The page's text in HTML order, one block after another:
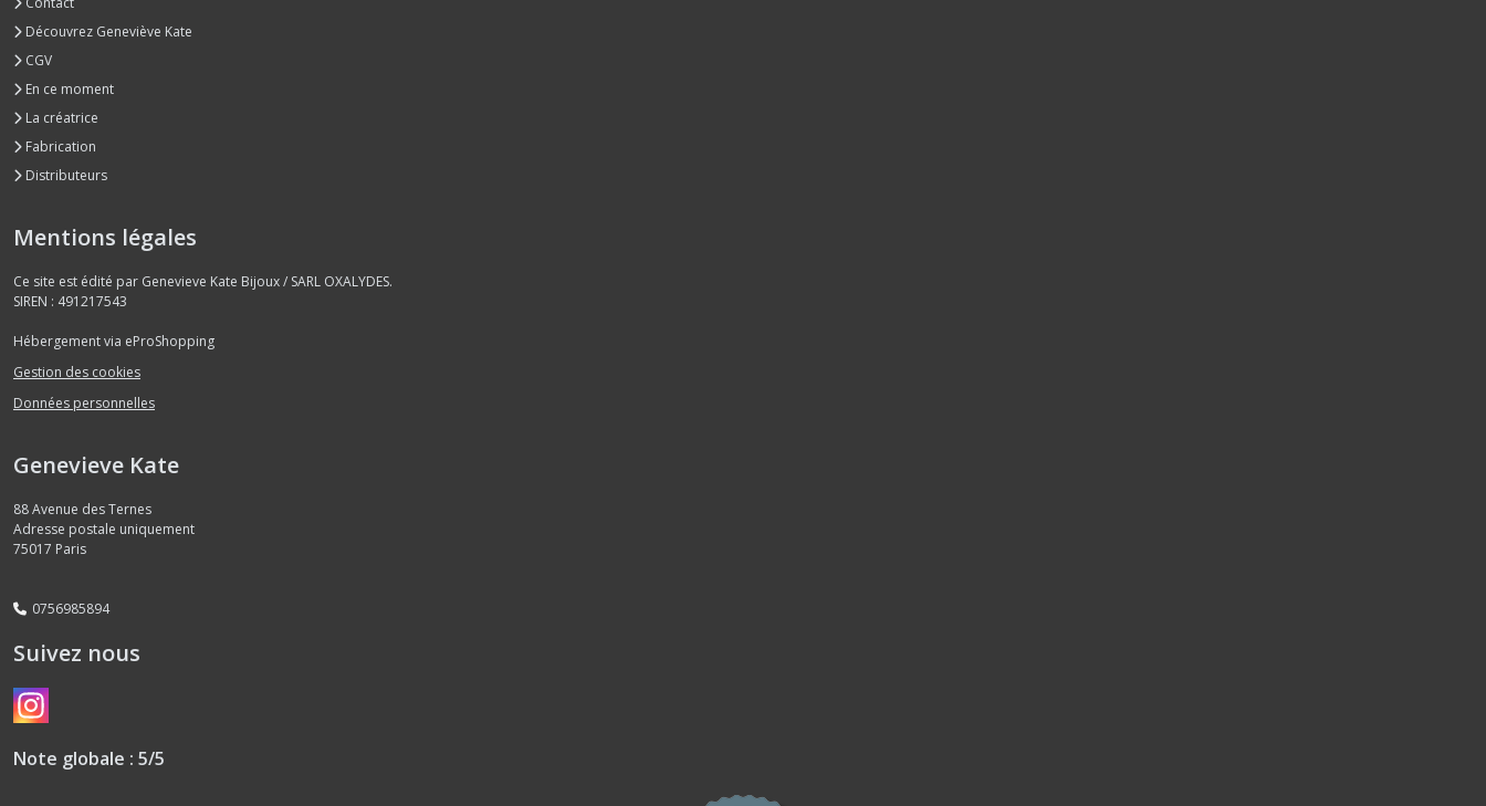
Découvrez Geneviève Kate
CGV
En ce moment
La créatrice
Fabrication
Distributeurs
Mentions légales
Ce site est édité par Genevieve Kate Bijoux / SARL OXALYDES.
SIREN : 491217543
Hébergement via eProShopping
Gestion des cookies
Données personnelles
Genevieve Kate
88 Avenue des Ternes
Adresse postale uniquement
75017 Paris
0756985894
Suivez nous
Note globale : 5/5